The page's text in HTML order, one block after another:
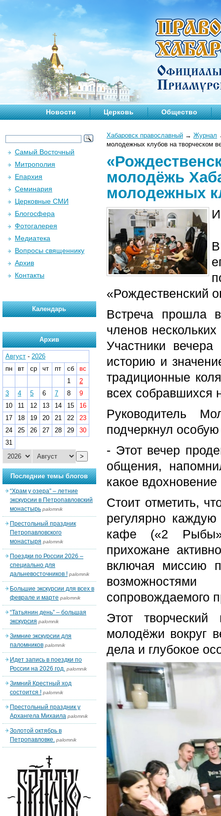
Новости Церковь Общество
Хабаровск православный → Журнал
молодежных клубов на творческом
молодёжь
молодежных
«Рождественский
Встреча прошла
членов
Участники
историю и
традиционные
всех собравшихся
Руководитель
подчеркнул
- Этот вечер
общения,
какое
Стоит отметить,
регулярно
кафе («2
прихожане
включая миссию
сопровождаемого
Этот
молодёжи вокруг
дела и глубокое
Самый Восточный
Митрополия
Епархия
Семинария
Церковные СМИ
Блогосфера
Фотогалерея
Медиатека
Вопросы священнику
Архив
Контакты
Календарь
Архив
Август - 2026
пн
вт ср чт пт сб
вс
1
2
3
4 5 6 7 8
9
10
11 12 13 14 15
16
17
18 19 20 21 22
23
24
25 26 27 28 29
30
31
>
Последние темы блогов
“Храм у озера” – летние
экскурсии в Петропавловский
монастырь palomnik
Престольный праздник
Петропавловского
монастыря palomnik
Поездки по России 2026 –
специально для
дальневосточников ! palomnik
Большие экскурсии для всех в
феврале и марте palomnik
“Татьянин день” – большая
экскурсия palomnik
Зимние экскурсии для
паломников palomnik
Идет запись в поездки по
России на 2026 год. palomnik
Зимний Крестный ход
состоится ! palomnik
Престольный праздник у
Архангела Михаила palomnik
Золотой октябрь в
Петропавловке. palomnik